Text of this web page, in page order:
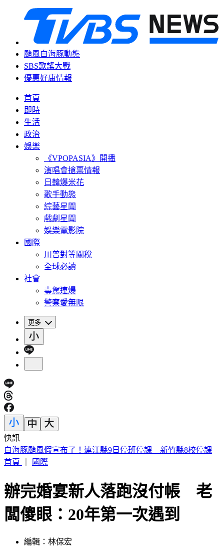
颱風白海豚動態
SBS歌謠大戰
優惠好康情報
首頁
即時
生活
政治
娛樂
《VPOPASIA》開播
演唱會搶票情報
日韓爆米花
歌手動態
綜藝星聞
戲劇星聞
娛樂電影院
國際
川普對等關稅
全球必讀
社會
毒駕連爆
警察愛無限
更多
快訊
疫苗風暴燒回陳時中！羅旺哲：沈伯洋成受害者
首頁
國際
辦完婚宴新人落跑沒付帳 老
闆傻眼：20年第一次遇到
編輯：林保宏